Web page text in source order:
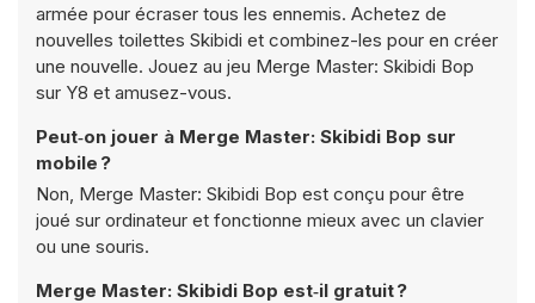
armée pour écraser tous les ennemis. Achetez de
nouvelles toilettes Skibidi et combinez-les pour en créer
une nouvelle. Jouez au jeu Merge Master: Skibidi Bop
sur Y8 et amusez-vous.
Peut‑on jouer à Merge Master: Skibidi Bop sur
mobile ?
Non, Merge Master: Skibidi Bop est conçu pour être
joué sur ordinateur et fonctionne mieux avec un clavier
ou une souris.
Merge Master: Skibidi Bop est‑il gratuit ?